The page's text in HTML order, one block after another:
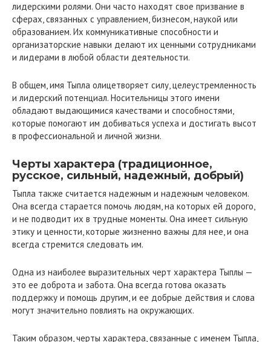
лидерскими ролями. Они часто находят свое призвание в
сферах, связанных с управлением, бизнесом, наукой или
образованием. Их коммуникативные способности и
организаторские навыки делают их ценными сотрудниками
и лидерами в любой области деятельности.
В общем, имя Тыпла олицетворяет силу, целеустремленность
и лидерский потенциал. Носительницы этого имени
обладают выдающимися качествами и способностями,
которые помогают им добиваться успеха и достигать высот
в профессиональной и личной жизни.
Черты характера (традиционное,
русское, сильный, надежный, добрый)
Тыпла также считается надежным и надежным человеком.
Она всегда старается помочь людям, на которых ей дорого,
и не подводит их в трудные моменты. Она имеет сильную
этику и ценности, которые жизненно важны для нее, и она
всегда стремится следовать им.
Одна из наиболее выразительных черт характера Тыплы —
это ее доброта и забота. Она всегда готова оказать
поддержку и помощь другим, и ее добрые действия и слова
могут значительно повлиять на окружающих.
Таким образом, черты характера, связанные с именем Тыпла,